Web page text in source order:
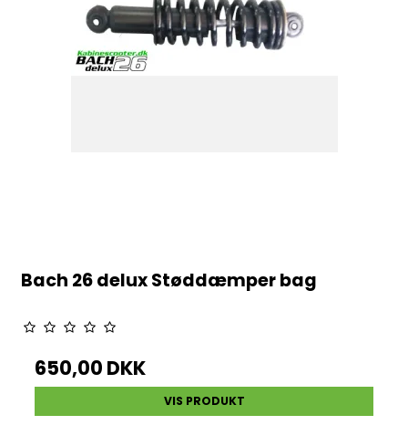
Bach 26 delux Støddæmper bag
650,00 DKK
VIS PRODUKT